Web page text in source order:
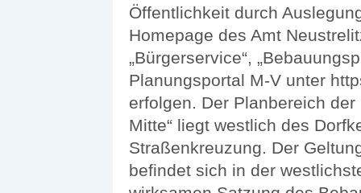
Öffentlichkeit durch
Homepage des Amt
„Bürgerservice“,
Planungsportal M-V unter
erfolgen. Der Planbereich
Mitte“ liegt westlich des
Straßenkreuzung. Der
befindet sich in der